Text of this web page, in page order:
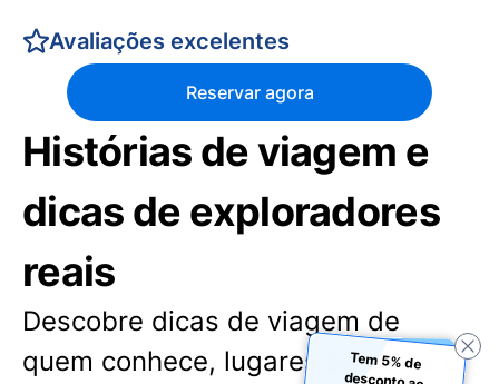
Avaliações excelentes
Reservar agora
Histórias de viagem e
dicas de exploradores
reais
Descobre dicas de viagem de
quem conhece, lugares secretos e
Tem 5% de
desconto ao
reservar na nossa